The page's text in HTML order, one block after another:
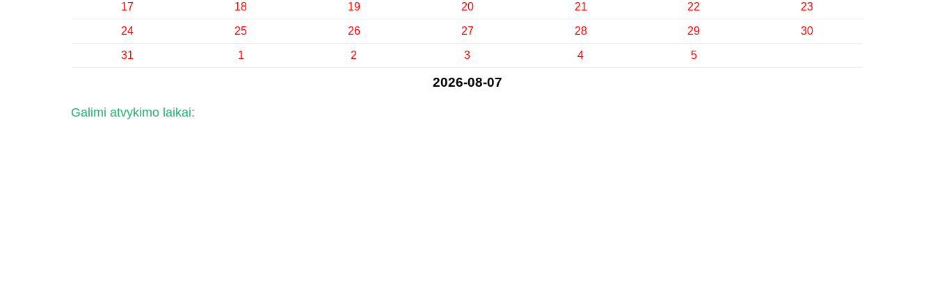
17 18 19 20 21 22 23
24 25 26 27 28 29 30
31 1 2 3 4 5
2026-08-07
Galimi atvykimo laikai: